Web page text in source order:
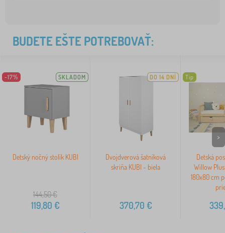
BUDETE EŠTE POTREBOVAŤ:
-17% SKLADOM
Detský nočný stolík KUBI
144,50€
119,80 €
DO 14 DNÍ
Dvojdverová šatníková
skriňa KUBI - biela
370,70 €
Tip
Detská
Willow
180x80 cm
>